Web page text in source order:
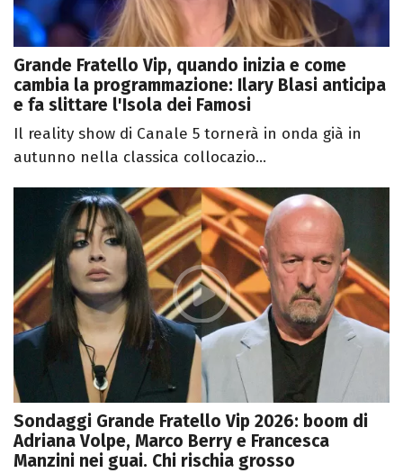
Grande Fratello Vip, quando inizia e come
cambia la programmazione: Ilary Blasi anticipa
e fa slittare l'Isola dei Famosi
Il reality show di Canale 5 tornerà in onda già in
autunno nella classica collocazio...
Sondaggi Grande Fratello Vip 2026: boom di
Adriana Volpe, Marco Berry e Francesca
Manzini nei guai. Chi rischia grosso